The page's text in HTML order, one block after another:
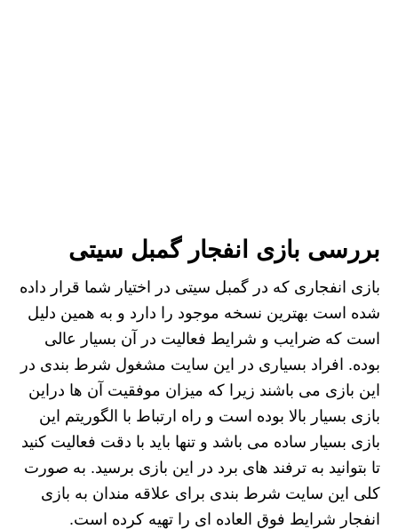
بررسی بازی انفجار گمبل سیتی
بازی انفجاری که در گمبل سیتی در اختیار شما قرار داده
شده است بهترین نسخه موجود را دارد و به همین دلیل
است که ضرایب و شرایط فعالیت در آن بسیار عالی
بوده. افراد بسیاری در این سایت مشغول شرط بندی در
این بازی می باشند زیرا که میزان موفقیت آن ها دراین
بازی بسیار بالا بوده است و راه ارتباط با الگوریتم این
بازی بسیار ساده می باشد و تنها باید با دقت فعالیت کنید
تا بتوانید به ترفند های برد در این بازی برسید. به صورت
کلی این سایت شرط بندی برای علاقه مندان به بازی
انفجار شرایط فوق العاده ای را تهیه کرده است.